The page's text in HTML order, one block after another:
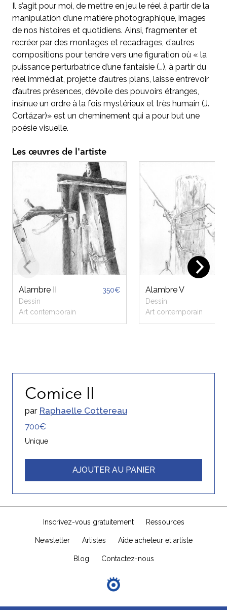
Il s’agit pour moi, de mettre en jeu le réel à partir de la
manipulation d’une matière photographique, images
de nos histoires et quotidiens. Ainsi, fragmenter et
recréer par des montages et recadrages, d’autres
compositions pour tendre vers une figuration où « la
puissance perturbatrice d’une fantaisie (…), à partir du
réel immédiat, projette d’autres plans, laisse entrevoir
d’autres présences, dévoile des pouvoirs étranges,
insinue un ordre à la fois mystérieux et très humain (J.
Cortázar)» est un cheminement qui a pour but une
poésie visuelle.
Les œuvres de l'artiste
Alambre II
Dessin
Art contemporain
350€ Alambre V
Dessin
Art contemporain
Comice II
par Raphaelle Cottereau
700€
Unique
AJOUTER AU PANIER
Inscrivez-vous gratuitement Ressources
Newsletter Artistes Aide acheteur et artiste
Blog Contactez-nous